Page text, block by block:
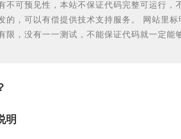
不可预见性，本站不保证代码完整可运行，
的，可以有偿提供技术支持服务。 网站里
限，没有一一测试，不能保证代码就一定能
明